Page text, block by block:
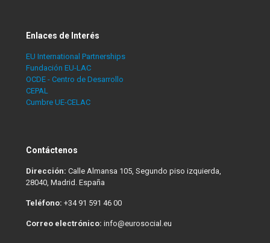
Enlaces de Interés
EU International Partnerships
Fundación EU-LAC
OCDE - Centro de Desarrollo
CEPAL
Cumbre UE-CELAC
Contáctenos
Dirección: Calle Almansa 105, Segundo piso izquierda,
28040, Madrid. España
Teléfono: +34 91 591 46 00
Correo electrónico: info@eurosocial.eu